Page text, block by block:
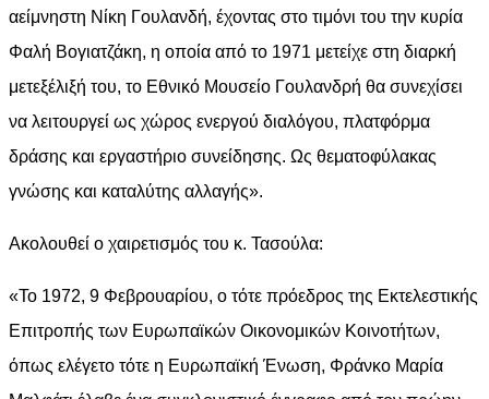
αείμνηστη Νίκη Γουλανδή, έχοντας στο τιμόνι του την κυρία
Φαλή Βογιατζάκη, η οποία από το 1971 μετείχε στη διαρκή
μετεξέλιξή του, το Εθνικό Μουσείο Γουλανδρή θα συνεχίσει
να λειτουργεί ως χώρος ενεργού διαλόγου, πλατφόρμα
δράσης και εργαστήριο συνείδησης. Ως θεματοφύλακας
γνώσης και καταλύτης αλλαγής».
Ακολουθεί ο χαιρετισμός του κ. Τασούλα:
«Το 1972, 9 Φεβρουαρίου, ο τότε πρόεδρος της Εκτελεστικής
Επιτροπής των Ευρωπαϊκών Οικονομικών Κοινοτήτων,
όπως ελέγετο τότε η Ευρωπαϊκή Ένωση, Φράνκο Μαρία